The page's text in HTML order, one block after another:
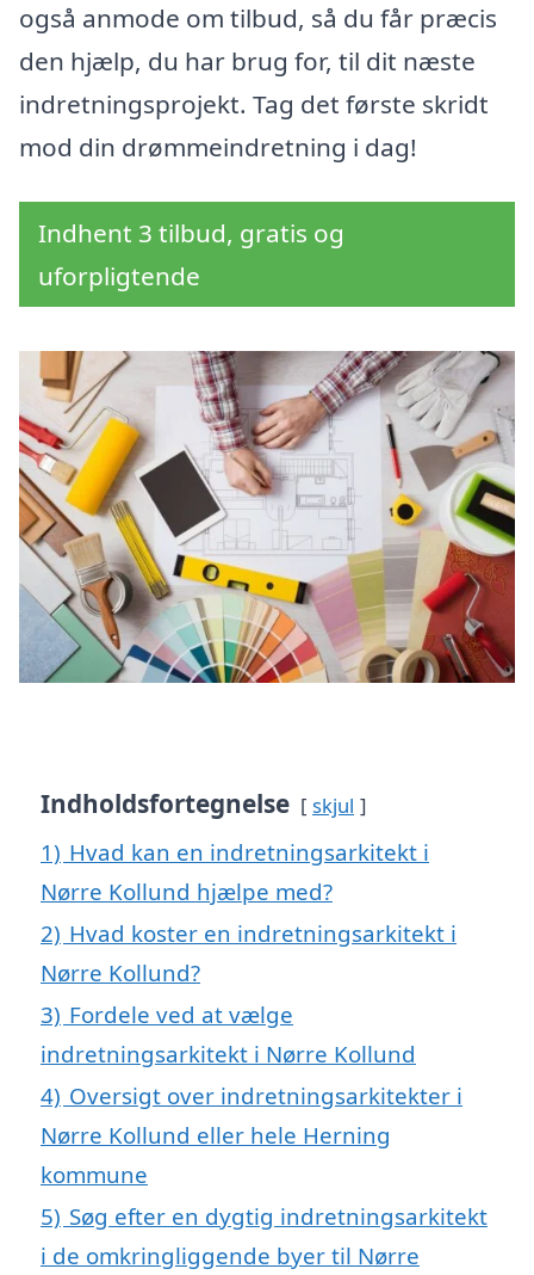
også anmode om tilbud, så du får præcis
den hjælp, du har brug for, til dit næste
indretningsprojekt. Tag det første skridt
mod din drømmeindretning i dag!
Indhent 3 tilbud, gratis og
uforpligtende
Indholdsfortegnelse skjul
1) Hvad kan en indretningsarkitekt i
Nørre Kollund hjælpe med?
2) Hvad koster en indretningsarkitekt i
Nørre Kollund?
3) Fordele ved at vælge
indretningsarkitekt i Nørre Kollund
4) Oversigt over indretningsarkitekter i
Nørre Kollund eller hele Herning
kommune
5) Søg efter en dygtig indretningsarkitekt
i de omkringliggende byer til Nørre